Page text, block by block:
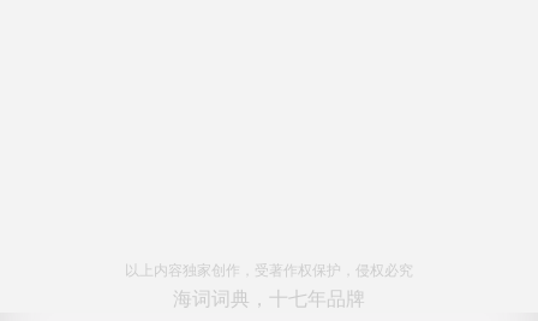
以上内容独家创作，受著作权保护，侵权必究
海词词典，十七年品牌